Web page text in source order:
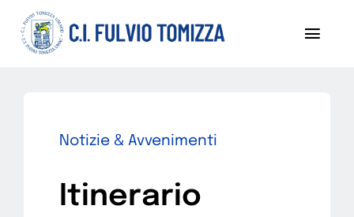
contenuto
Notizie & Avvenimenti
Itinerario